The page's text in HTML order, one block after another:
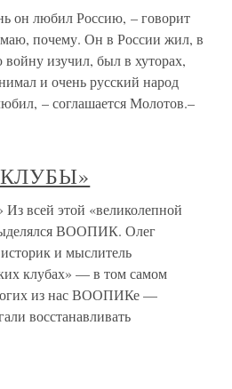
он любил Россию, – говорит
почему. Он в России жил, в
изучил, был в хуторах,
и очень русский народ
– соглашается Молотов.–
всей этой «великолепной
ВООПИК. Олег
и мыслитель
клубах» — в том самом
из нас ВООПИКе —
восстанавливать